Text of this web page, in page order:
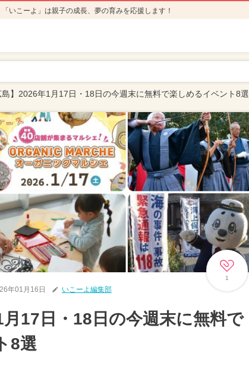
いこーよ」は親子の成長、夢の育みを応援します！
島】2026年1月17日・18日の今週末に無料で楽しめるイベント8選
1
年01月16日 いこーよ編集部
月17日・18日の今週末に無料で
8選